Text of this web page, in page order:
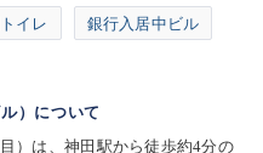
イレ 銀行入居中ビル
）について
）は、神田駅から徒歩約4分の